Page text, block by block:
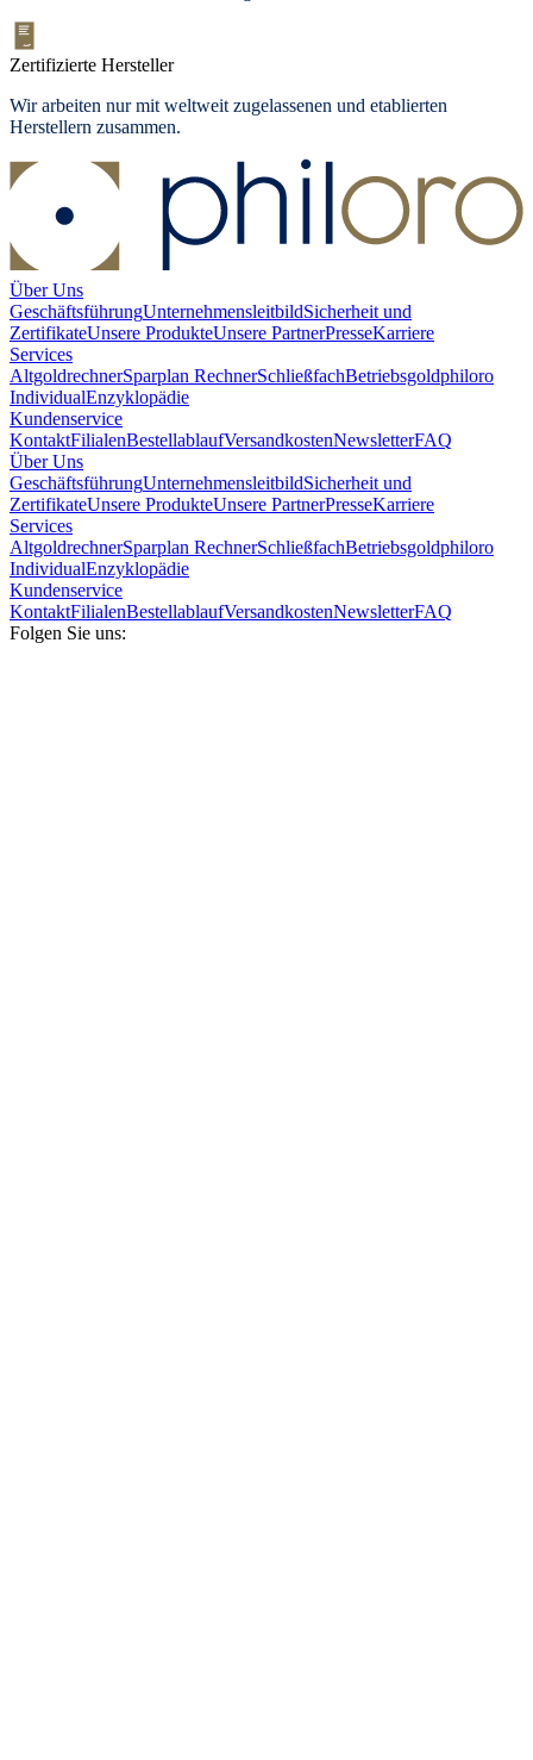
Zertifizierte Hersteller
Wir arbeiten nur mit weltweit zugelassenen und etablierten
Herstellern zusammen.
Über Uns
GeschäftsführungUnternehmensleitbildSicherheit und
ZertifikateUnsere ProdukteUnsere PartnerPresseKarriere
Services
AltgoldrechnerSparplan RechnerSchließfachBetriebsgoldphiloro
IndividualEnzyklopädie
Kundenservice
KontaktFilialenBestellablaufVersandkostenNewsletterFAQ
Über Uns
GeschäftsführungUnternehmensleitbildSicherheit und
ZertifikateUnsere ProdukteUnsere PartnerPresseKarriere
Services
AltgoldrechnerSparplan RechnerSchließfachBetriebsgoldphiloro
IndividualEnzyklopädie
Kundenservice
KontaktFilialenBestellablaufVersandkostenNewsletterFAQ
Folgen Sie uns: